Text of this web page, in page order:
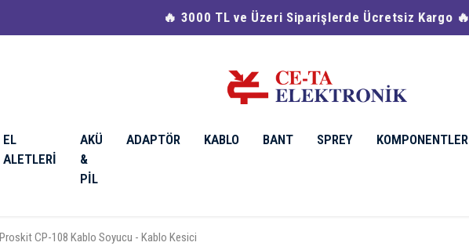
🔥 3000 TL ve Üzeri Siparişlerde Ücretsiz Kargo 🔥
EL
ALETLERİ
AKÜ
&
PİL
ADAPTÖR KABLO BANT SPREY KOMPONENTLER
Proskit CP-108 Kablo Soyucu - Kablo Kesici